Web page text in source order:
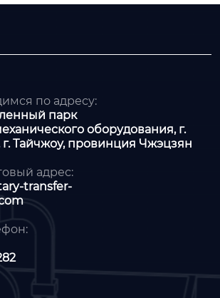
по адресу:
парк
оборудования, г.
Тайчжоу, провинция Чжэцзян
адрес:
transfer-